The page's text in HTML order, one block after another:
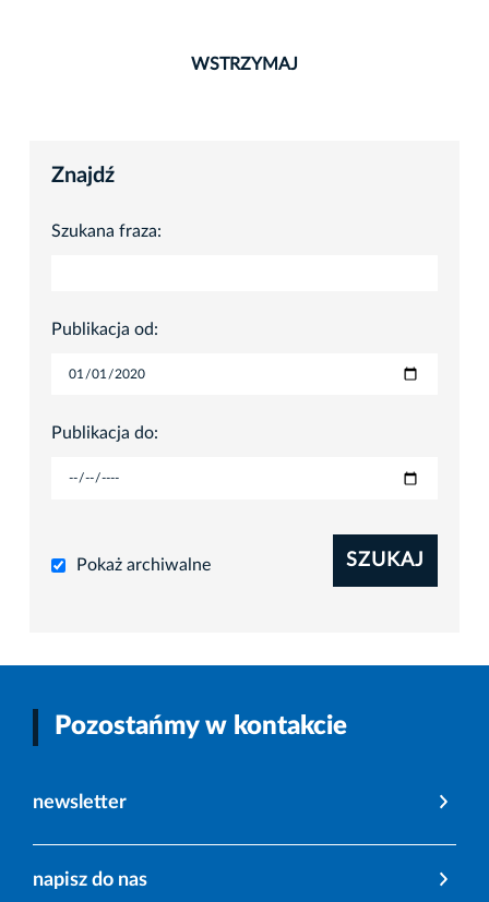
WSTRZYMAJ
Znajdź
Szukana fraza:
Publikacja od:
Publikacja do:
Pokaż archiwalne SZUKAJ
Pozostańmy w kontakcie
newsletter
napisz do nas